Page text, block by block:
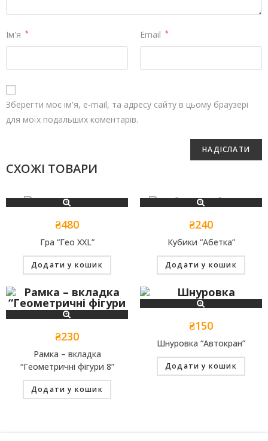
Ім'я * Email *
Зберегти моє ім'я, e-mail, та адресу сайту в цьому браузері
для моїх подальших коментарів.
СХОЖІ ТОВАРИ
₴480
Гра “Гео XXL”
Додати у кошик
₴240
Кубики “Абетка”
Додати у кошик
₴230
Рамка – вкладка
“Геометричні фігури 8”
Додати у кошик
₴150
Шнуровка “Автокран”
Додати у кошик